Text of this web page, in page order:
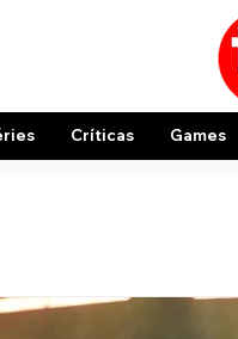
Críticas Games